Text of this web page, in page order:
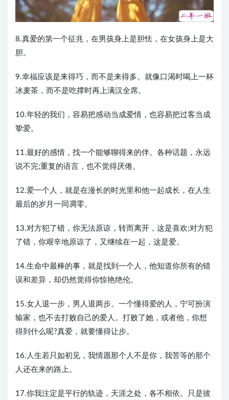
8.真爱的第一个征兆，在男孩身上是胆怯，在女孩身上是大
胆。
9.幸福应该是来得巧，而不是来得多。就像口渴时喝上一杯
冰麦茶，而不是吃撑时再上满汉全席。
10.年轻的我们，容易把感动当成爱情，也容易把过客当成
挚爱。
11.最好的感情，找一个能够聊得来的伴。各种话题，永远
说不完;重复的语言，也不觉得厌倦。
12.爱一个人，就是在漫长的时光里和他一起成长，在人生
最后的岁月一同凋零。
13.对方犯了错，你无法原谅，转而离开，这是喜欢;对方犯
了错，你艰辛地原谅了，又继续在一起，这是爱。
14.生命中最棒的事，就是找到一个人，他知道你所有的错
误和差异，却仍然觉得你惊艳绝伦。
15.女人退一步，男人退两步。一个懂得爱的人，宁可扮演
输家，也不去打败自己的爱人。打败了她，或者他，你想
得到什么呢?真爱，就要懂得让步。
16.人生若只如初见，我情愿那个人不是你，我苦等的那个
人还在来的路上。
17.你我注定是平行的轨迹，天涯之处，各不相依。只是彼